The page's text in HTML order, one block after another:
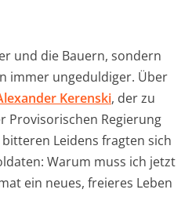
und die Bauern, sondern
immer ungeduldiger. Über
Kerenski, der zu
Provisorischen Regierung
Leidens fragten sich
Warum muss ich jetzt
ein neues, freieres Leben